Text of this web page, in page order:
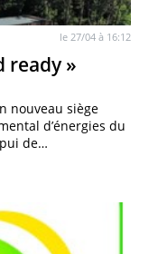
le 27/04 à 16:12
ready »
nouveau siège
d’énergies du
de…